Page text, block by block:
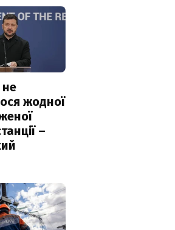
не
жодної
–